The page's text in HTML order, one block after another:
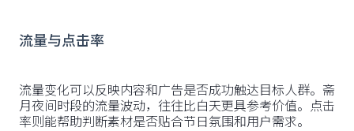
流量与点击率
流量变化可以反映内容和广告是否成功触达目标人群。斋
月夜间时段的流量波动，往往比白天更具参考价值。点击
率则能帮助判断素材是否贴合节日氛围和用户需求。